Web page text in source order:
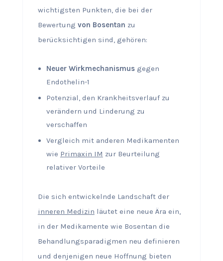
wichtigsten Punkten, die bei der
Bewertung von Bosentan zu
berücksichtigen sind, gehören:
Neuer Wirkmechanismusgegen
Endothelin-1
Potenzial, den Krankheitsverlauf zu
verändern und Linderung zu
verschaffen
Vergleich mit anderen Medikamenten
wie Primaxin IM zur Beurteilung
relativer Vorteile
Die sich entwickelnde Landschaft der
inneren Medizin läutet eine neue Ära ein,
in der Medikamente wie Bosentan die
Behandlungsparadigmen neu definieren
und denjenigen neue Hoffnung bieten